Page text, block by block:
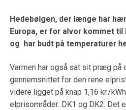
Hedebølgen, der længe har
Europa, er for alvor kommet til
og har budt på temperaturer
Varmen har også sat sit præg på
gennemsnittet for den rene
videre ligget på knap 1,16 kr./
elprisområder: DK1 og DK2. Det